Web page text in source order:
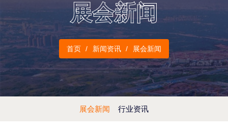
展会新闻
首页 新闻资讯 展会新闻
展会新闻 行业资讯